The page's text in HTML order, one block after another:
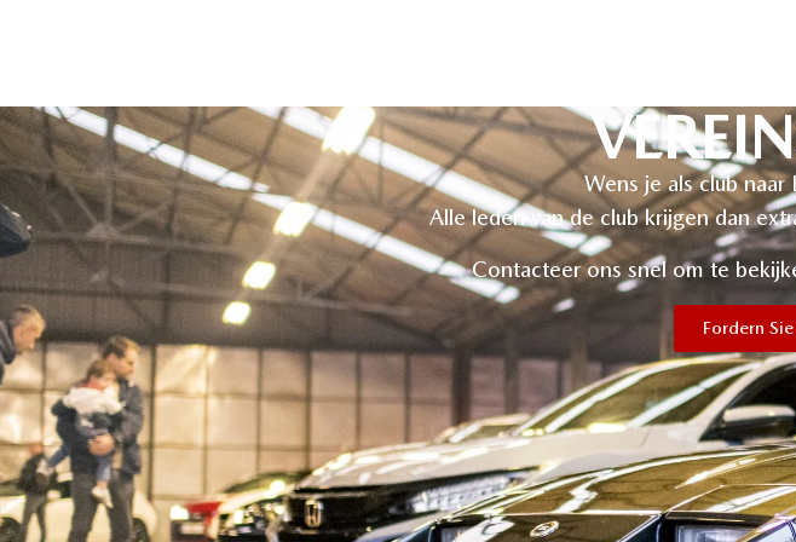
Wens je als club naar
Alle leden van de club krijgen dan
Contacteer ons snel om te
Fordern